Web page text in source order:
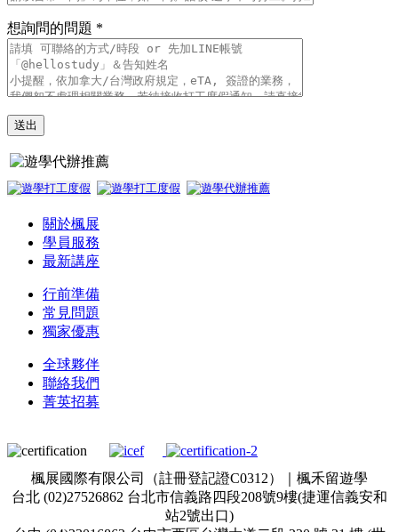
想詢問的問題 *
關於楓展
學員服務
最新講座
行前準備
常見問題
獨家優惠
全球夥伴
聯絡我們
菁英招募
楓展國際有限公司（註冊登記證C0312）｜楓禾留遊學
台北 (02)27526862 台北市信義路四段208號9樓(捷運信義安和
站2號出口)